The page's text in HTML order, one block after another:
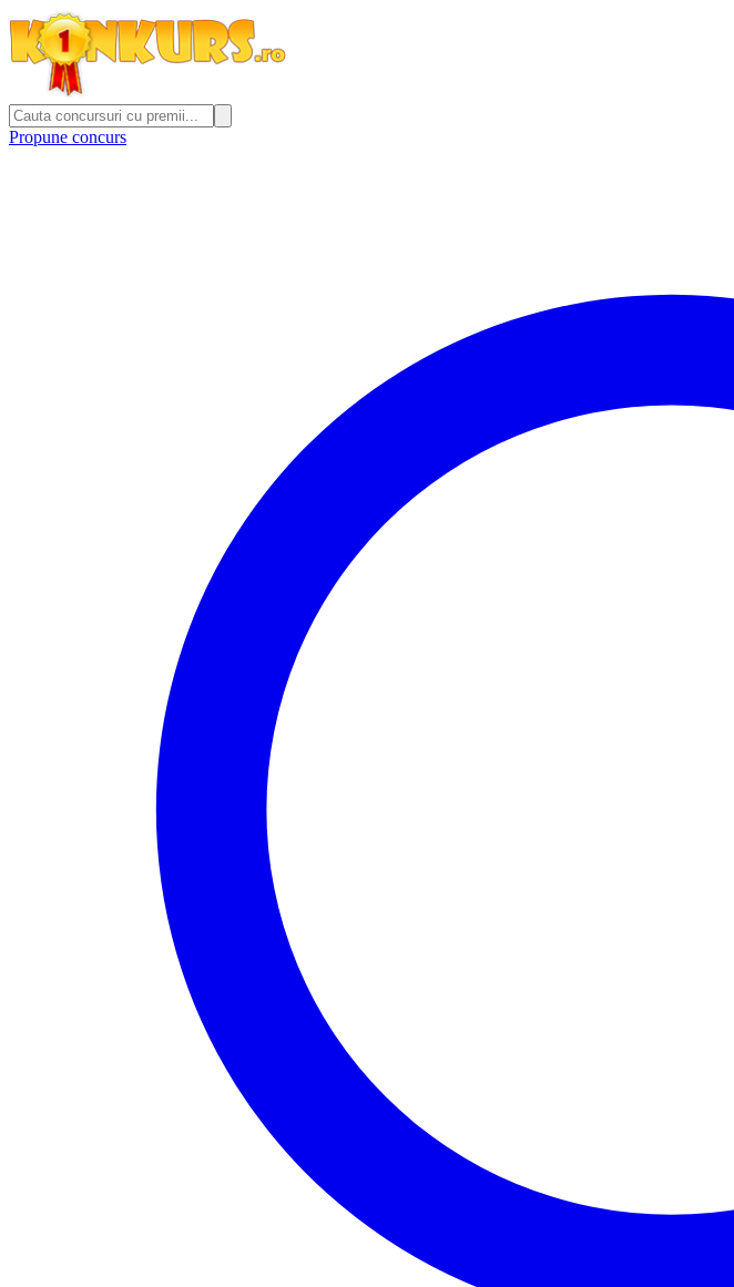
Propune concurs